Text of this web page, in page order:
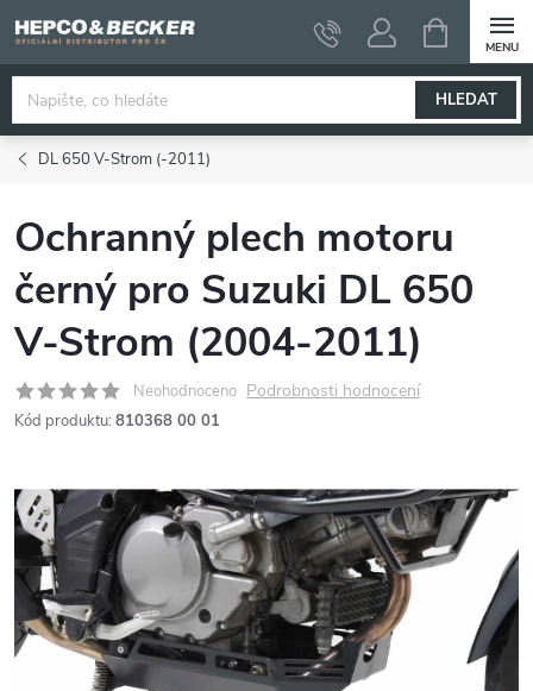
na
obsah
HLEDAT
NÁKUPNÍ
KOŠÍK
DL 650 V-Strom (-2011)
Ochranný plech motoru
černý pro Suzuki DL 650
V-Strom (2004-2011)
Neohodnoceno Podrobnosti hodnocení
Kód produktu: 810368 00 01